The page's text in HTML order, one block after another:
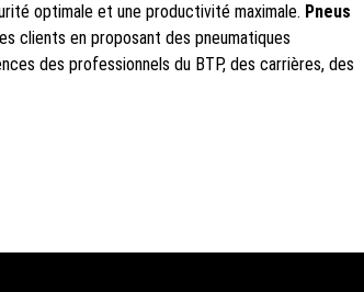
optimale et une productivité maximale. Pneus
clients en proposant des pneumatiques
des professionnels du BTP, des carrières, des